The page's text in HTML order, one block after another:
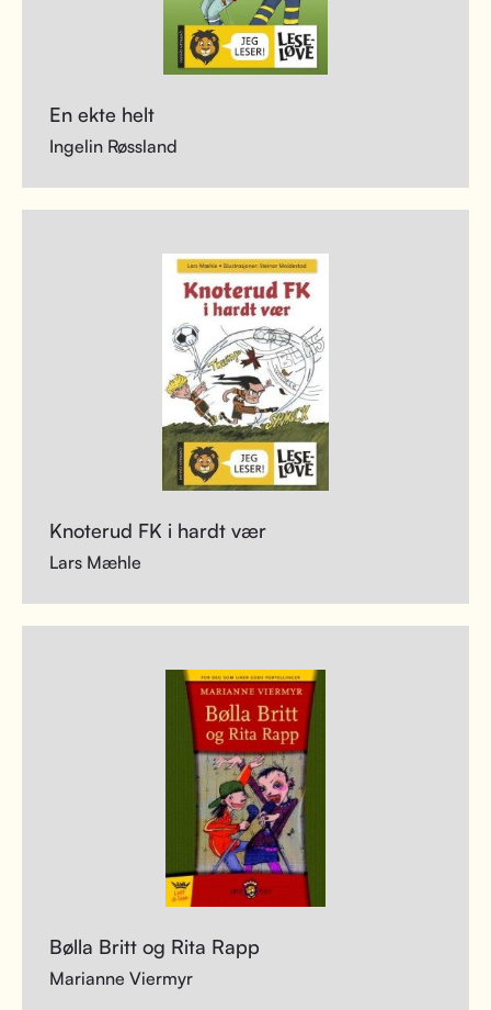
En ekte helt
Ingelin Røssland
Knoterud FK i hardt vær
Lars Mæhle
Bølla Britt og Rita Rapp
Marianne Viermyr